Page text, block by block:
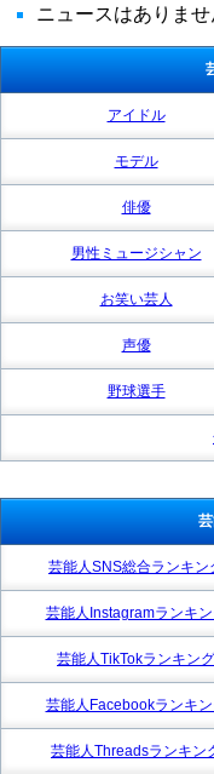
ニュースはありませ
アイドル
モデル
俳優
男性ミュージシャン
お笑い芸人
声優
野球選手
芸能人SNS総合ランキン
芸能人Instagramランキ
芸能人TikTokランキング
芸能人Facebookランキ
芸能人Threadsランキン